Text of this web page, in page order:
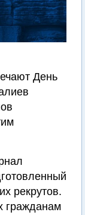
День
рекрутов.
гражданам